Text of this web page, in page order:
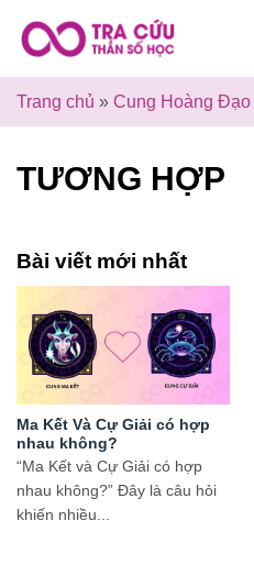
qua
dungTrang chủ » Cung Hoàng Đạo
TƯƠNG HỢP
Bài viết mới nhất
Ma Kết Và Cự Giải có hợp
nhau không?
“Ma Kết và Cự Giải có hợp
nhau không?” Đây là câu hỏi
khiến nhiều...